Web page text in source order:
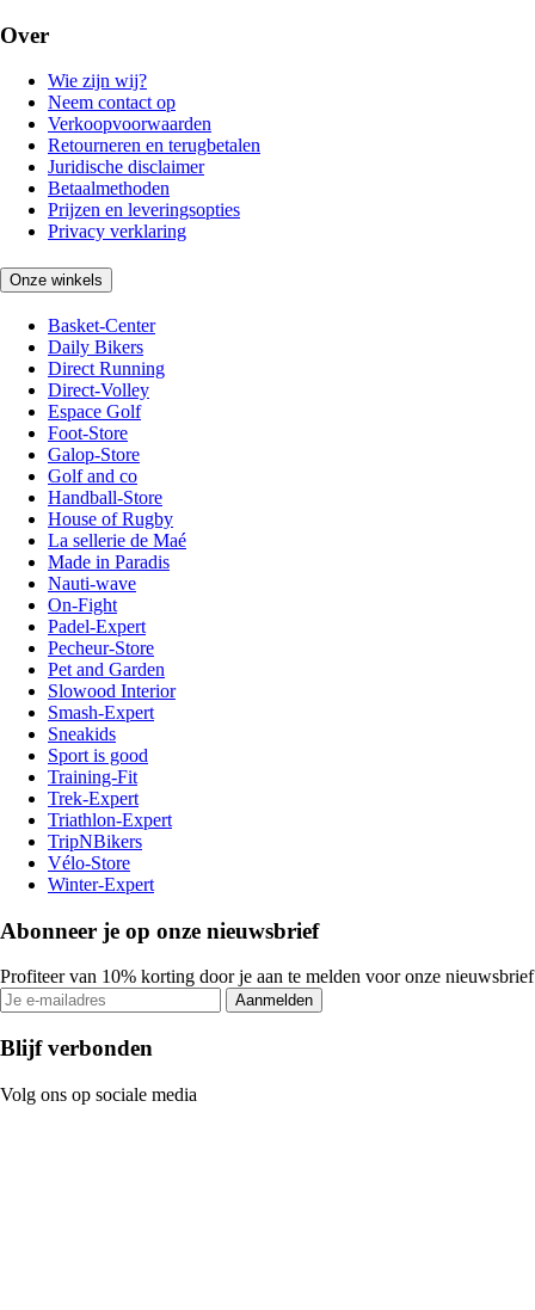
Over
Wie zijn wij?
Neem contact op
Verkoopvoorwaarden
Retourneren en terugbetalen
Juridische disclaimer
Betaalmethoden
Prijzen en leveringsopties
Privacy verklaring
Onze winkels
Basket-Center
Daily Bikers
Direct Running
Direct-Volley
Espace Golf
Foot-Store
Galop-Store
Golf and co
Handball-Store
House of Rugby
La sellerie de Maé
Made in Paradis
Nauti-wave
On-Fight
Padel-Expert
Pecheur-Store
Pet and Garden
Slowood Interior
Smash-Expert
Sneakids
Sport is good
Training-Fit
Trek-Expert
Triathlon-Expert
TripNBikers
Vélo-Store
Winter-Expert
Abonneer je op onze nieuwsbrief
Profiteer van 10% korting door je aan te melden voor onze nieuwsbrief
Aanmelden
Blijf verbonden
Volg ons op sociale media